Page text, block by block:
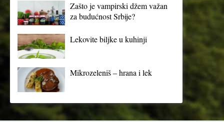
Zašto je vampirski džem važan
za budućnost Srbije?
Lekovite biljke u kuhinji
Mikrozeleniš – hrana i lek